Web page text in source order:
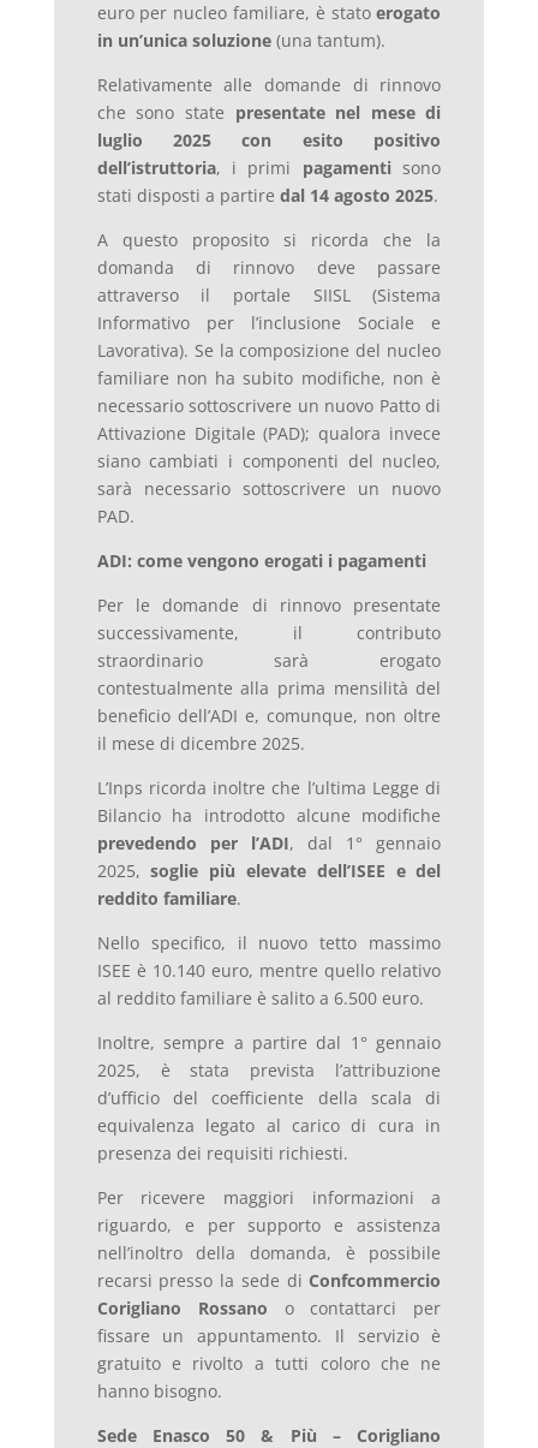
euro per nucleo familiare, è statoerogato
in un’unica soluzione(una tantum).
Relativamente alle domande di rinnovo
che sono state presentate nel mese di
luglio 2025 con esito positivo
dell’istruttoria, i primi pagamenti sono
stati disposti a partire dal 14 agosto 2025.
A questo proposito si ricorda che la
domanda di rinnovo deve passare
attraverso il portale SIISL (Sistema
Informativo per l’inclusione Sociale e
Lavorativa). Se la composizione del nucleo
familiare non ha subito modifiche, non è
necessario sottoscrivere un nuovo Patto di
Attivazione Digitale (PAD); qualora invece
siano cambiati i componenti del nucleo,
sarà necessario sottoscrivere un nuovo
PAD.
ADI: come vengono erogati i pagamenti
Per le domande di rinnovo presentate
successivamente, il contributo
straordinario sarà erogato
contestualmente alla prima mensilità del
beneficio dell’ADI e, comunque, non oltre
il mese di dicembre 2025.
L’Inps ricorda inoltre che l’ultima Legge di
Bilancio ha introdotto alcune modifiche
prevedendo per l’ADI, dal 1° gennaio
2025,soglie più elevate dell’ISEE e del
reddito familiare.
Nello specifico, il nuovo tetto massimo
ISEE è 10.140 euro, mentre quello relativo
al reddito familiare è salito a 6.500 euro.
Inoltre, sempre a partire dal 1° gennaio
2025, è stata prevista l’attribuzione
d’ufficio del coefficiente della scala di
equivalenza legato al carico di cura in
presenza dei requisiti richiesti.
Per ricevere maggiori informazioni a
riguardo, e per supporto e assistenza
nell’inoltro della domanda, è possibile
recarsi presso la sede di Confcommercio
Corigliano Rossano o contattarci per
fissare unappuntamento. Il servizio è
gratuito e rivolto atutti coloro che ne
hanno bisogno.
Sede Enasco 50 & Più – Corigliano